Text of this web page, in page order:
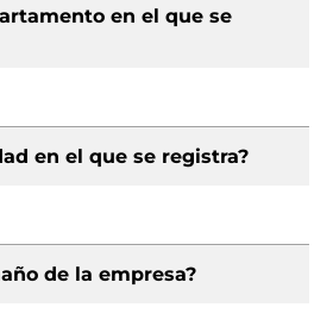
en el que se
en el que se registra?
de la empresa?